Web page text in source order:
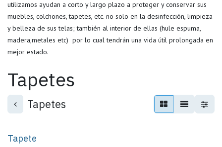
utilizamos ayudan a corto y largo plazo a proteger y conservar sus
muebles, colchones, tapetes, etc. no solo en la desinfección, limpieza
y belleza de sus telas; también al interior de ellas (hule espuma,
madera,metales etc) por lo cual tendrán una vida útil prolongada en
mejor estado.
Tapetes
Tapetes
Tapete